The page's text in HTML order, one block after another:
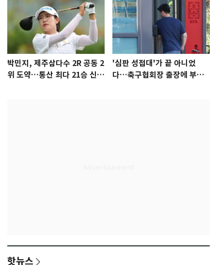
박민지, 제주삼다수 2R 공동 2
위 도약…통산 최다 21승 신기
'심판 성접대'가 끝 아니었
다…축구협회장 출장에 부인
핫뉴스